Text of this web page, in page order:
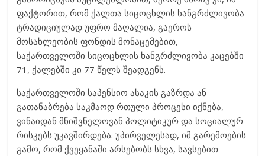
ფაქტორით, რომ ქალთა სიცოცხლის ხანგრძლივობა
ტრადიციულად უფრო მაღალია, გაეროს
მოსახლეობის ფონდის მონაცემებით,
საქართველოში სიცოცხლის ხანგრძლივობა კაცებში
71, ქალებში კი 77 წელს შეადგენს.
საქართველოში საპენსიო ასაკის გაზრდა ან
გათანაბრება საკმაოდ რთული პროცესი იქნება,
ვინაიდან მნიშვნელოვან პოლიტიკურ და სოციალურ
რისკებს უკავშირდება. უპირველესად, იმ გარემოების
გამო, რომ ქვეყანაში არსებობს სხვა, სავსებით